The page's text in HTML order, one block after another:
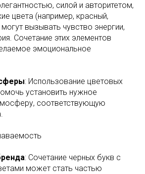
силой и авторитетом,
цвета (например, красный,
вызывать чувство энергии,
Сочетание этих элементов
эмоциональное
: Использование цветовых
установить нужное
соответствующую
: Сочетание черных букв с
может стать частью